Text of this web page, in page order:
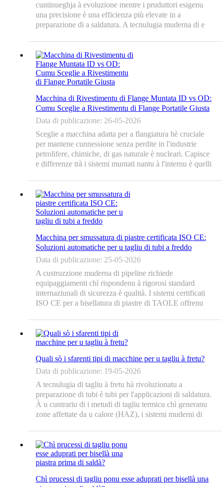
cuntinueghja à evoluzione mentre i pruduttori esigenu
una precisione è una efficienza più elevate in a
preparazione di a saldatura. A tecnulugia muderna di e
critica per a pruduzzione di preparazioni di bordi
consistenti è di alta qualità nantu à e piastre d'acciaiu.
Milliatura à fretu...
Macchina di Rivestimentu di Flange Muntata ID vs OD:
Cumu Sceglie a Rivestimentu di Flange Portatile Giusta
Data di publicazione: 26-05-2026
Sceglie a macchina adatta per a flangiatura hè cruciale
per mantene cunnessione senza perdite in l'industrie
petrolifere, chimiche, di gas naturale è nucleari. Capisce
e differenze trà i sistemi muntati nantu à l'internu è quelli
à sceglie l'attrezzatura ottimale per e so esigenze...
Macchina per smussatura di piastre certificata ISO CE:
Soluzioni automatiche per u tagliu di tubi a freddo
Data di publicazione: 25-05-2026
A custruzzione muderna di pipeline richiede
equipaggiamenti chì rispondenu à rigorosi standard
internaziunali di sicurezza è qualità. I ​​sistemi certificati
ISO CE per a bisellatura di piastre di TAOLE offrenu
preparazione di saldatura. Queste macchine combinanu a
tecnulugia di taglio à fretu...
Quali sò i sfarenti tipi di macchine per u tagliu à fretu?
Data di publicazione: 19-05-2026
A tecnulugia di tagliu à fretu hà rivoluzionatu a
preparazione di tubi è tubi per l'applicazioni di saldatura.
À u cuntrariu di i metudi di tagliu termicu chì generanu
zone affettate da u calore (HAZ), i sistemi muderni di
meccanichi per furnisce bordi puliti è precisi pronti per a
saldatura immediata. ID-...
Chì prucessi di tagliu ponu esse aduprati per bisellà una